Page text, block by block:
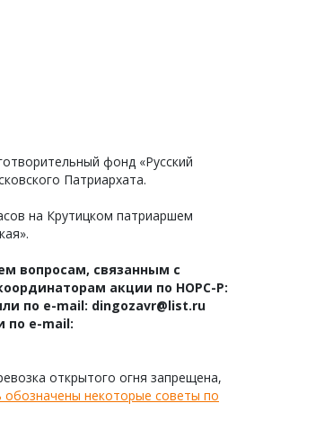
фонд «Русский
Патриархата.
на Крутицком патриаршем
вопросам, связанным с
акции по НОРС-Р:
по e-mail: dingozavr@list.ru
по e-mail:
открытого огня запрещена,
обозначены некоторые советы по